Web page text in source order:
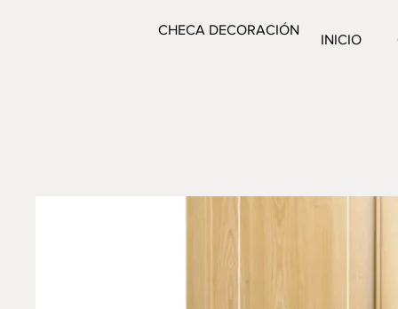
CHECA DECORACIÓN
INICIO